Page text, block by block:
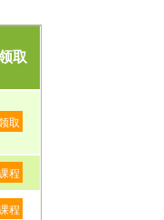
取
取
程
程